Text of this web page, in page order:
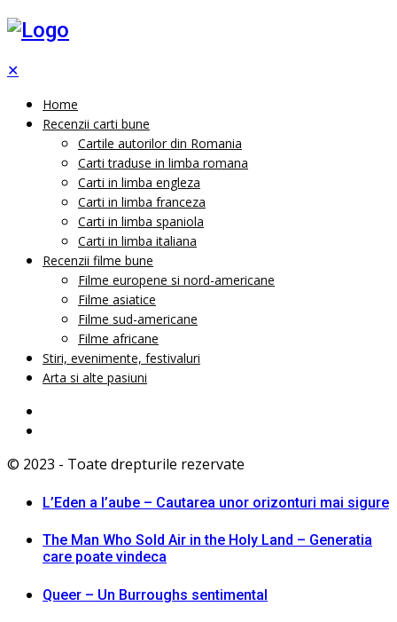
✕
Home
Recenzii carti bune
Cartile autorilor din Romania
Carti traduse in limba romana
Carti in limba engleza
Carti in limba franceza
Carti in limba spaniola
Carti in limba italiana
Recenzii filme bune
Filme europene si nord-americane
Filme asiatice
Filme sud-americane
Filme africane
Stiri, evenimente, festivaluri
Arta si alte pasiuni
© 2023 - Toate drepturile rezervate
L’Eden a I’aube – Cautarea unor orizonturi mai sigure
The Man Who Sold Air in the Holy Land – Generatia
care poate vindeca
Queer – Un Burroughs sentimental